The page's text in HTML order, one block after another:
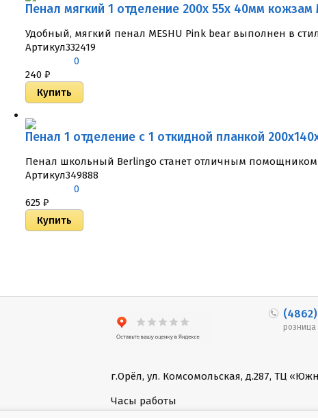
Пенал мягкий 1 отделение 200x 55x 40мм кожзам
Удобный, мягкий пенал MESHU Pink bear выполнен в
Артикул332419
0
240 ₽
Пенал 1 отделение с 1 откидной планкой
Пенал школьный Berlingo станет отличным помощником
Артикул349888
0
625 ₽
розница
г.Орёл, ул. Комсомольская, д.287, ТЦ
Часы работы